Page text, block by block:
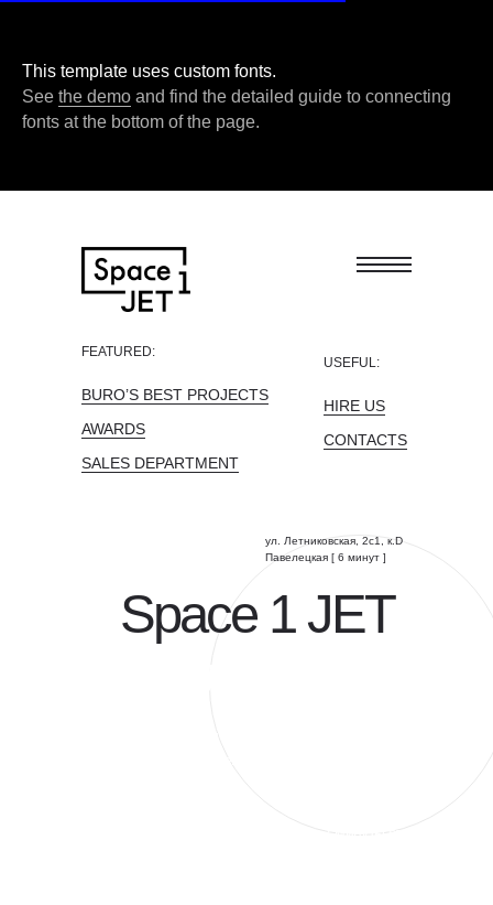
This template uses custom fonts.
See the demo and find the detailed guide to connecting
fonts at the bottom of the page.
FEATURED:
USEFUL:
BURO’S BEST PROJECTS
AWARDS
SALES DEPARTMENT
HIRE US
CONTACTS
Space 1 JET
ул. Летниковская, 2с1, к.D
Павелецкая [ 6 минут ]